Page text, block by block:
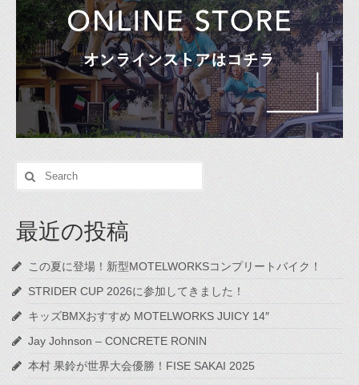
Search
for:
最近の投稿
この夏に登場！新型MOTELWORKSコンプリートバイク！
STRIDER CUP 2026に参加してきました！
キッズBMXおすすめ MOTELWORKS JUICY 14″
Jay Johnson – CONCRETE RONIN
本村 果鈴が世界大会優勝！FISE SAKAI 2025